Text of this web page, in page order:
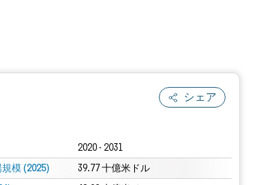
シェア
2020 - 2031
模 (2025) 39.77 十億米ドル